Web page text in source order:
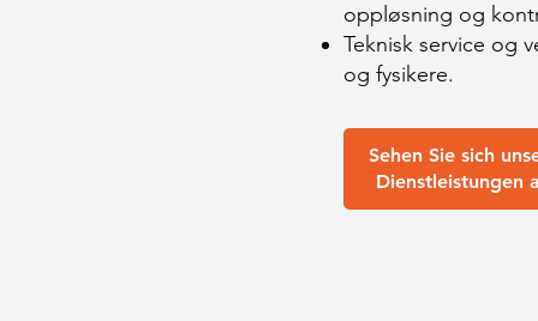
oppløsning og
Teknisk service og
og fysikere.
Sehen Sie sich
Dienstleistungen